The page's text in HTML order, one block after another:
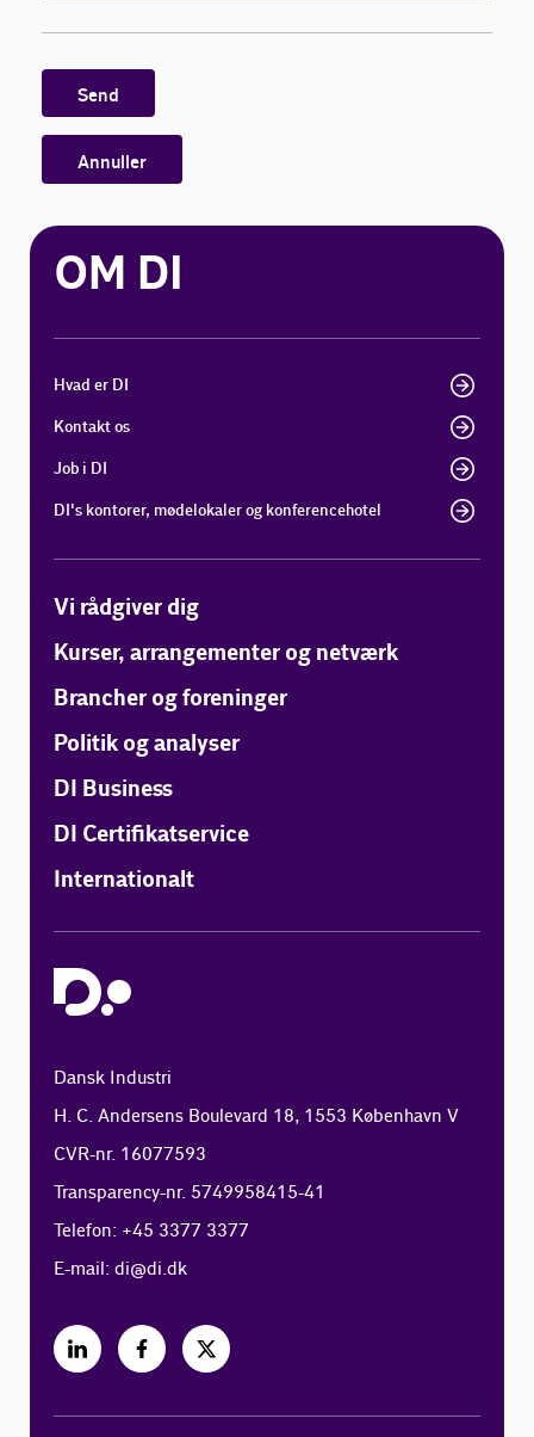
Send
Annuller
OM DI
Hvad er DI
Kontakt os
Job i DI
DI's kontorer, mødelokaler og konferencehotel
Vi rådgiver dig
Kurser, arrangementer og netværk
Brancher og foreninger
Politik og analyser
DI Business
DI Certifikatservice
Internationalt
Dansk Industri
H. C. Andersens Boulevard 18, 1553 København V
CVR-nr. 16077593
Transparency-nr. 5749958415-41
Telefon: +45 3377 3377
E-mail:di@di.dk